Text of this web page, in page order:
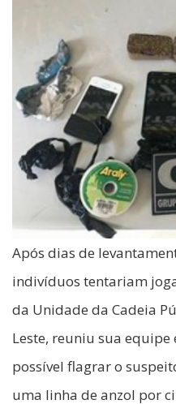
Após dias de
indivíduos tentariam
da Unidade da Cadeia
Leste, reuniu sua equipe
possível flagrar o
uma linha de anzol por